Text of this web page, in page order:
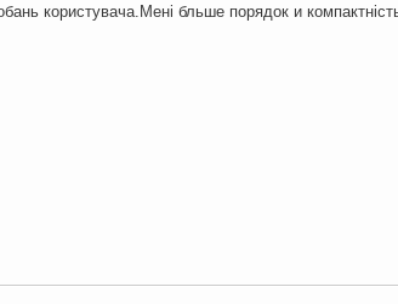
користувача.Мені бльше порядок и